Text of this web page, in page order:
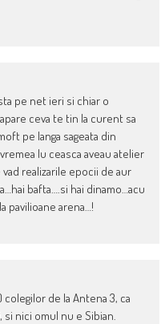
pe net ieri si chiar o
ceva te tin la curent sa
pe langa sageata din
lu ceasca aveau atelier
realizarile epocii de aur
bafta….si hai dinamo…acu
pavilioane arena…!
de la Antena 3, ca
nici omul nu e Sibian.